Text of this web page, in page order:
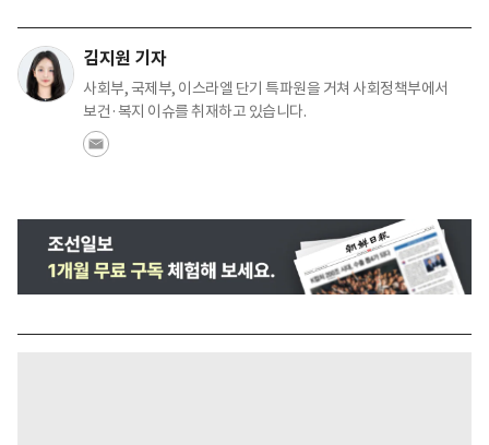
김지원 기자
사회부, 국제부, 이스라엘 단기 특파원을 거쳐 사회정책부에서
보건·복지 이슈를 취재하고 있습니다.